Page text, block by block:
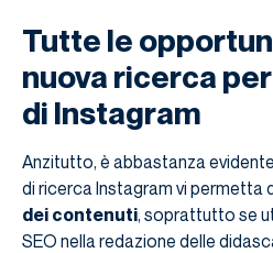
Tutte le
nuova ricerca
di Instagram
Anzitutto, è abbastanza
di ricerca Instagram vi permetta
dei contenuti, soprattutto se
SEO nella redazione delle